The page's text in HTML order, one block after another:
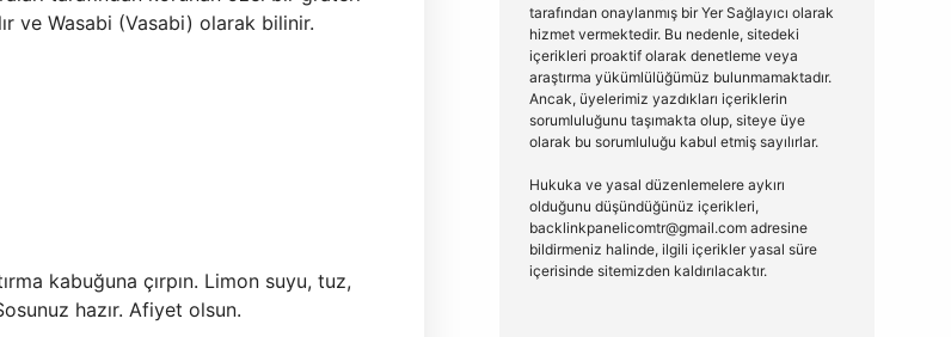
ve Wasabi (Vasabi) olarak bilinir.
kabuğuna çırpın. Limon suyu, tuz,
hazır. Afiyet olsun.
tarafından onaylanmış bir Yer Sağlayıcı olarak
hizmet vermektedir. Bu nedenle, sitedeki
içerikleri proaktif olarak denetleme veya
araştırma yükümlülüğümüz bulunmamaktadır.
Ancak, üyelerimiz yazdıkları içeriklerin
sorumluluğunu taşımakta olup, siteye üye
olarak bu sorumluluğu kabul etmiş sayılırlar.
Hukuka ve yasal düzenlemelere aykırı
olduğunu düşündüğünüz içerikleri,
backlinkpanelicomtr@gmail.comadresine
bildirmeniz halinde, ilgili içerikler yasal süre
içerisinde sitemizden kaldırılacaktır.